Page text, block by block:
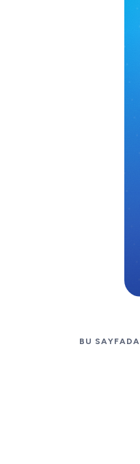
BU SAYFADA